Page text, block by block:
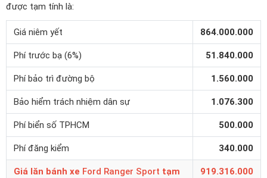
được tạm tính là:
Giá niêm yết 864.000.000
Phí trước bạ (6%) 51.840.000
Phí bảo trì đường bộ 1.560.000
Bảo hiểm trách nhiệm dân sự 1.076.300
Phí biển số TPHCM 500.000
Phí đăng kiểm 340.000
Giá lăn bánh xe Ford Ranger Sport tạm
919.316.000